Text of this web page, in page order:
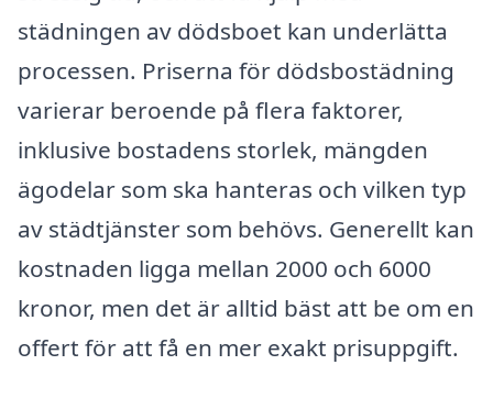
städningen av dödsboet kan underlätta
processen. Priserna för dödsbostädning
varierar beroende på flera faktorer,
inklusive bostadens storlek, mängden
ägodelar som ska hanteras och vilken typ
av städtjänster som behövs. Generellt kan
kostnaden ligga mellan 2000 och 6000
kronor, men det är alltid bäst att be om en
offert för att få en mer exakt prisuppgift.